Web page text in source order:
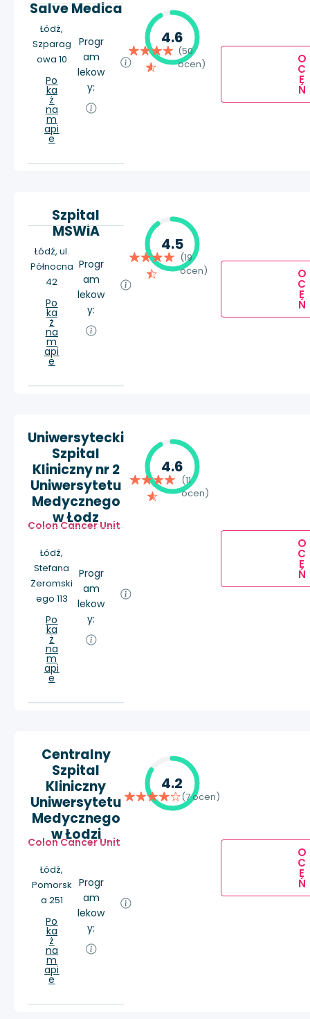
Salve Medica
Łódź,
Szparag
owa 10
Po
ka
ż
na
m
api
e
Progr
am
lekow
y:
4.6
(50
ocen)
O
C
E
Ń
Szpital
MSWiA
Łódź, ul.
Północna
42
Po
ka
ż
na
m
api
e
Progr
am
lekow
y:
4.5
(19
ocen)
O
C
E
Ń
Uniwersytecki
Szpital
Kliniczny nr 2
Uniwersytetu
Medycznego
w Łodz
Colon Cancer Unit
Łódź,
Stefana
Żeromski
ego 113
Po
ka
ż
na
m
api
e
Progr
am
lekow
y:
4.6
(11
ocen)
O
C
E
Ń
Centralny
Szpital
Kliniczny
Uniwersytetu
Medycznego
w Łodzi
Colon Cancer Unit
Łódź,
Pomorsk
a 251
Po
ka
ż
na
m
api
e
Progr
am
lekow
y:
4.2
(7 ocen)
O
C
E
Ń